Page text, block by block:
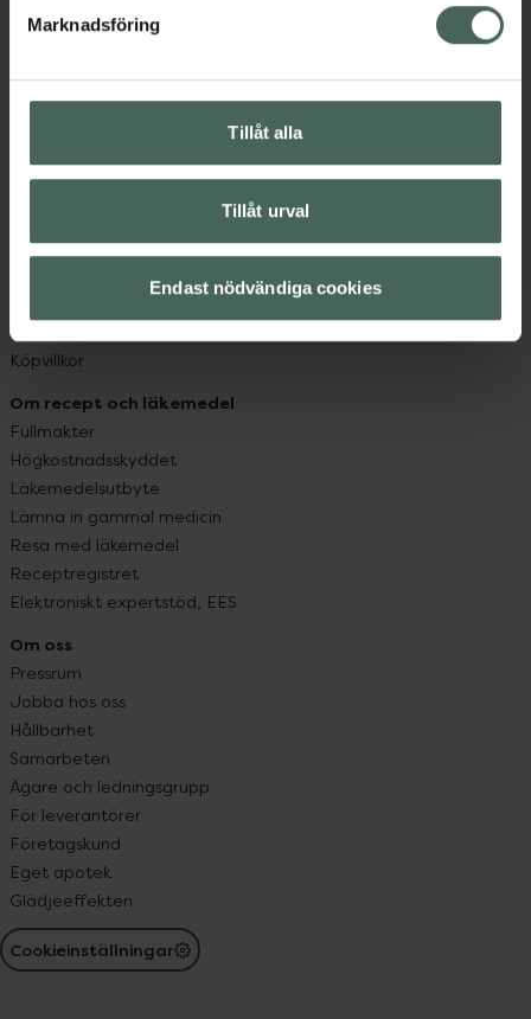
Marknadsföring
Tillåt alla
Tillåt urval
Endast nödvändiga cookies
hjälpa just dig att må lite bättre. Välkommen att prata
Kundservice
Vanliga frågor
Leverans, betalning och retur
App
Köpvillkor
Om recept och läkemedel
Fullmakter
Högkostnadsskyddet
Läkemedelsutbyte
Lämna in gammal medicin
Resa med läkemedel
Receptregistret
Elektroniskt expertstöd, EES
Om oss
Pressrum
Jobba hos oss
Hållbarhet
Samarbeten
Ägare och ledningsgrupp
För leverantörer
Företagskund
Eget apotek
Glädjeeffekten
Cookieinställningar